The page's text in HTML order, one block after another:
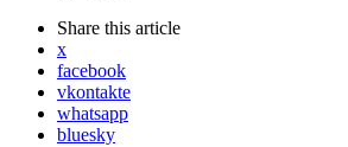
Share this article
x
facebook
vkontakte
whatsapp
bluesky